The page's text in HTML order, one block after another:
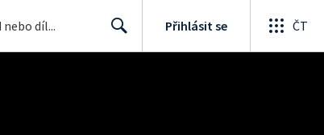
Přihlásit se ČT